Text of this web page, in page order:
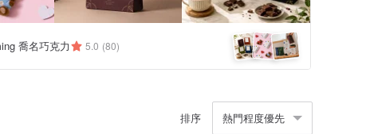
喬名巧克力 5.0 (80)
排序 熱門程度優先